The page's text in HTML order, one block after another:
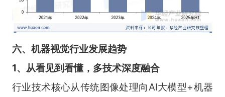
六、机器视觉行业发展趋势
1、从看见到看懂，多技术深度融合
行业技术核心从传统图像处理向AI大模型+机器